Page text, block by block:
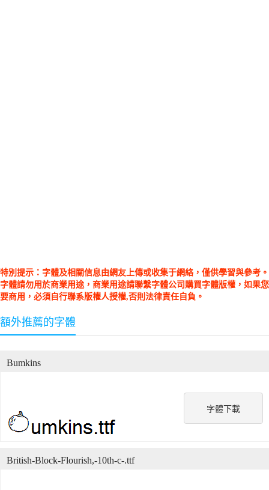
特別提示：字體及相關信息由網友上傳或收集于網絡，僅供學習與參考。
字體請勿用於商業用途，商業用途請聯繫字體公司購買字體版權，如果您
要商用，必須自行聯系版權人授權,否則法律責任自負。
額外推薦的字體
字體下載
Bumkins
British-Block-Flourish,-10th-c-.ttf